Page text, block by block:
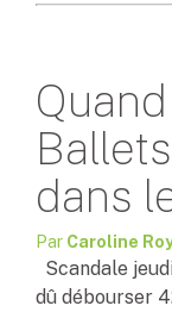
dans
Par Caroline
Scandale
dû débourser